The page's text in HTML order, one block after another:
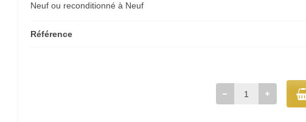
Neuf ou reconditionné à Neuf
Référence